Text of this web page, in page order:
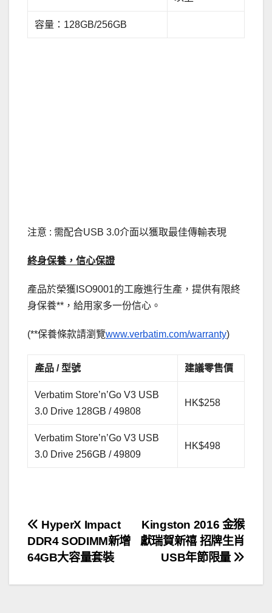
容量：128GB/256GB
注意 : 需配合USB 3.0介面以獲取最佳傳輸表現
終身保養，信心保證
產品於榮獲ISO9001的工廠進行生產，提供有限終
身保養**，給用家多一份信心。
(**保養條款請瀏覽www.verbatim.com/warranty)
產品 / 型號 建議零售價
Verbatim Store’n’Go V3 USB
3.0 Drive 128GB / 49808
HK$258
Verbatim Store’n’Go V3 USB
3.0 Drive 256GB / 49809
HK$498
文
章
導
Kingston 2016 金猴
獻瑞賀新禧 招牌生肖
USB年節限量
HyperX Impact
DDR4 SODIMM新增
64GB大容量套裝